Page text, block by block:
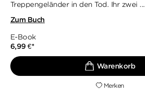
Treppengeländer in den Tod. Ihr zwei ...
Zum Buch
E-Book
6,99€*
Merken